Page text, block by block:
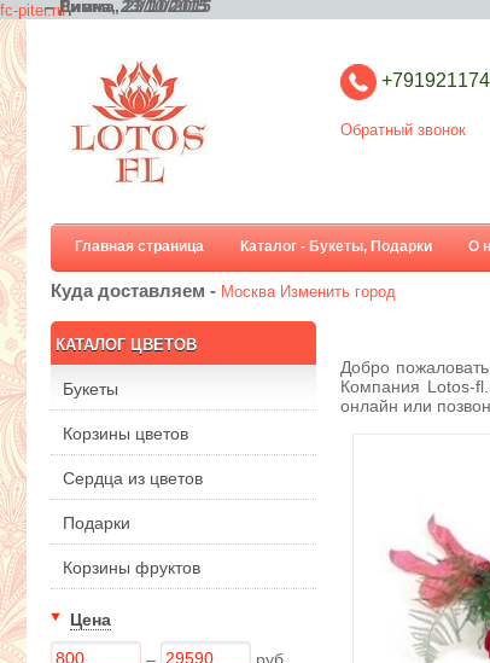
fc-piter.ru
Обратный звонок
Главная страница Каталог - Букеты, Подарки О
Куда доставляем - Москва Изменить город
КАТАЛОГ ЦВЕТОВ
Букеты
Корзины цветов
Сердца из цветов
Подарки
Корзины фруктов
Цена
– Диана,23/10/2015
– Римма,23/10/2015
Добро
Компания Lotos-
онлайн или